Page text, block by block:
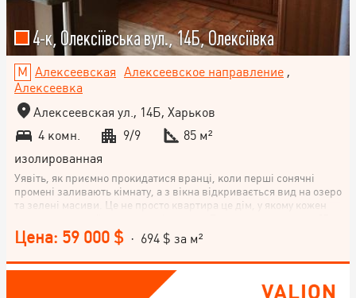
4-к, Олексіївська вул., 14Б, Олексіївка
Алексеевская Алексеевское направление,
Алексеевка
Алексеевская ул., 14Б, Харьков
4 комн.
9/9
85 м²
изолированная
Уявіть, як приємно прокидатися вранці, коли перші сонячні
промені заливають кімнату, а з вікна відкривається вид на озеро
та зелені масиви. Це не просто квартира це дім, у якому кожен
м², 9-й поверх; кухня-вітальня + 3 окремі спальні; якісний
капітальний ремонт, меблі та техніка залишаються новим
власникам; світла і простора, вікна виходять на дві сторони
будинку. Переваги: дах будинку капітально відремонтований у
2021 році; документи готові угоду можна оформити швидко;
Цена: 59 000 $ · 694 $ за м²